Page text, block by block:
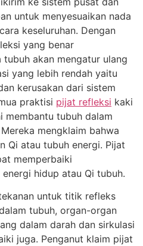
untuk menyesuaikan nada
keseluruhan. Dengan
yang benar
akan mengatur ulang
yang lebih rendah yaitu
kerusakan dari sistem
praktisi pijat refleksi kaki
membantu tubuh dalam
mengklaim bahwa
Qi atau tubuh energi. Pijat
memperbaiki
hidup atau Qi tubuh.
untuk titik refleks
tubuh, organ-organ
dalam darah dan sirkulasi
juga. Penganut klaim pijat